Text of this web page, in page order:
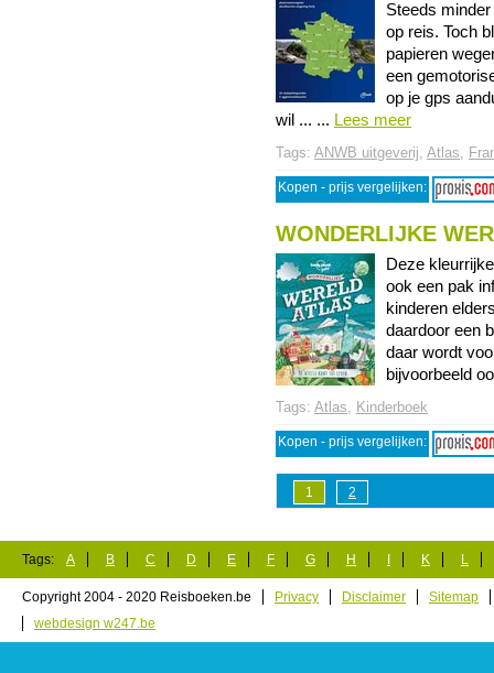
1 2
Steeds
op reis. Toch
papieren
een
op je gps
wil ... ... Lees meer
Tags: ANWB uitgeverij, Atlas,
Kopen - prijs vergelijken:
WONDERLIJKE
Deze
ook een pak
kinderen
daardoor een
daar wordt
bijvoorbeeld
Tags: Atlas, Kinderboek
Kopen - prijs vergelijken:
Tags: A B C D E F G H K L
Copyright 2004 - 2020 Reisboeken.be Privacy Disclaimer
Sitemap
webdesign w247.be